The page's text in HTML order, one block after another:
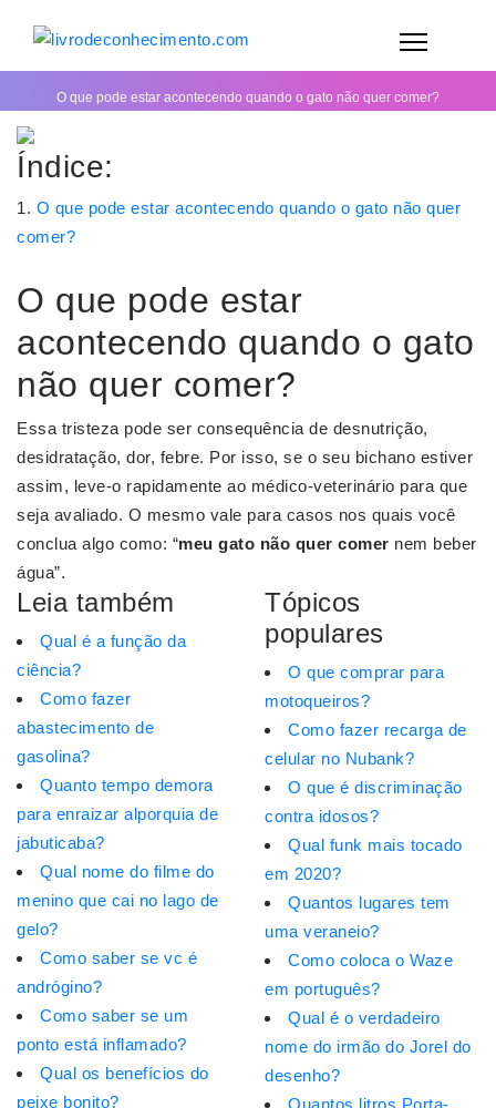
O que pode estar acontecendo quando o gato não quer comer?
Índice:
O que pode estar acontecendo quando o gato não quer
comer?
O que pode estar
acontecendo quando o gato
não quer comer?
Essa tristeza pode ser consequência de desnutrição,
desidratação, dor, febre. Por isso, se o seu bichano estiver
assim, leve-o rapidamente ao médico-veterinário para que
seja avaliado. O mesmo vale para casos nos quais você
conclua algo como: “meu gato não quer comer nem beber
água”.
Leia também
Qual é a função da
ciência?
Como fazer
abastecimento de
gasolina?
Quanto tempo demora
para enraizar alporquia de
jabuticaba?
Qual nome do filme do
menino que cai no lago de
gelo?
Como saber se vc é
andrógino?
Como saber se um
ponto está inflamado?
Qual os benefícios do
peixe bonito?
Tópicos
populares
O que comprar para
motoqueiros?
Como fazer recarga de
celular no Nubank?
O que é discriminação
contra idosos?
Qual funk mais tocado
em 2020?
Quantos lugares tem
uma veraneio?
Como coloca o Waze
em português?
Qual é o verdadeiro
nome do irmão do Jorel do
desenho?